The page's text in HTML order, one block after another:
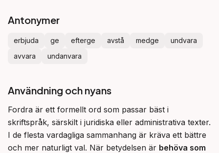
Antonymer
erbjuda ge efterge avstå medge
undvara
avvara
undanvara
Användning och nyans
Fordra är ett formellt ord som passar bäst i
skriftspråk, särskilt i juridiska eller administrativa texter.
I de flesta vardagliga sammanhang är kräva ett bättre
och mer naturligt val. När betydelsen är behöva som